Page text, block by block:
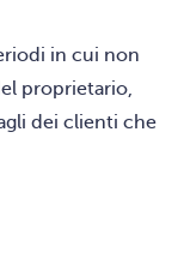
in cui non
proprietario,
dei clienti che